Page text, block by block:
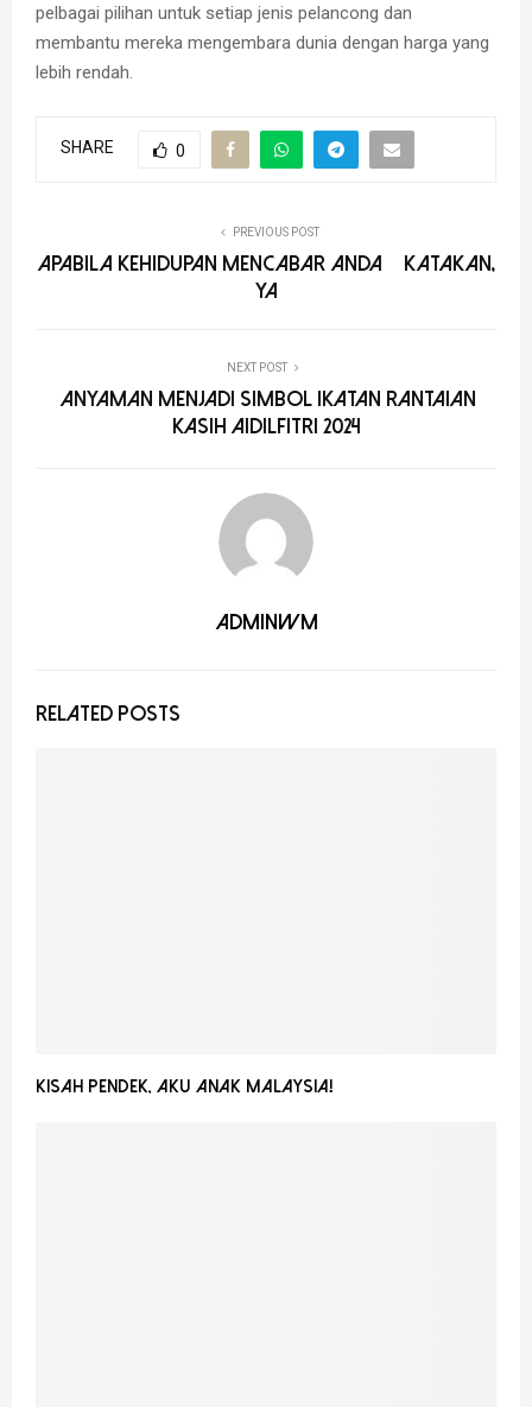
pelbagai pilihan untuk setiap jenis pelancong dan
membantu mereka mengembara dunia dengan harga yang
lebih rendah.
SHARE 0
PREVIOUS POST
Apabila kehidupan mencabar anda – katakan,
ya
NEXT POST
ANYAMAN MENJADI SIMBOL IKATAN RANTAIAN
KASIH AIDILFITRI 2024
adminwm
RELATED POSTS
Kisah Pendek, Aku Anak Malaysia!